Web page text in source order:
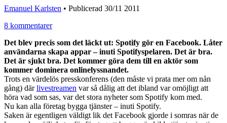
Emanuel Karlsten • Publicerad 30/11 2011
8 kommentarer
Det blev precis som det läckt ut: Spotify gör en Facebook. Låter
användarna skapa appar – inuti Spotifyspelaren. Det är bra.
Det är sjukt bra. Det kommer göra dem till en aktör som
kommer dominera onlinelyssnandet.
Trots en värdelös presskonferens (den måste vi prata mer om nån
gång) därlivestreamen var så dålig att det ibland var omöjligt att
höra vad som sas, var det stora nyheter som Spotify kom med.
Nu kan alla företag bygga tjänster – inuti Spotify.
Saken är egentligen väldigt lik det Facebook gjorde i somras när de